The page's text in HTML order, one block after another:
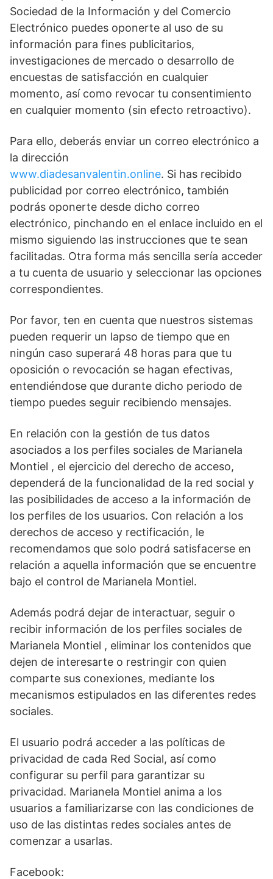
Sociedad de la Información y del Comercio
Electrónico puedes oponerte al uso de su
información para fines publicitarios,
investigaciones de mercado o desarrollo de
encuestas de satisfacción en cualquier
momento, así como revocar tu consentimiento
en cualquier momento (sin efecto retroactivo).
Para ello, deberás enviar un correo electrónico a
la dirección
www.diadesanvalentin.online. Si has recibido
publicidad por correo electrónico, también
podrás oponerte desde dicho correo
electrónico, pinchando en el enlace incluido en el
mismo siguiendo las instrucciones que te sean
facilitadas. Otra forma más sencilla sería acceder
a tu cuenta de usuario y seleccionar las opciones
correspondientes.
Por favor, ten en cuenta que nuestros sistemas
pueden requerir un lapso de tiempo que en
ningún caso superará 48 horas para que tu
oposición o revocación se hagan efectivas,
entendiéndose que durante dicho periodo de
tiempo puedes seguir recibiendo mensajes.
En relación con la gestión de tus datos
asociados a los perfiles sociales de Marianela
Montiel , el ejercicio del derecho de acceso,
dependerá de la funcionalidad de la red social y
las posibilidades de acceso a la información de
los perfiles de los usuarios. Con relación a los
derechos de acceso y rectificación, le
recomendamos que solo podrá satisfacerse en
relación a aquella información que se encuentre
bajo el control de Marianela Montiel.
Además podrá dejar de interactuar, seguir o
recibir información de los perfiles sociales de
Marianela Montiel , eliminar los contenidos que
dejen de interesarte o restringir con quien
comparte sus conexiones, mediante los
mecanismos estipulados en las diferentes redes
sociales.
El usuario podrá acceder a las políticas de
privacidad de cada Red Social, así como
configurar su perfil para garantizar su
privacidad. Marianela Montiel anima a los
usuarios a familiarizarse con las condiciones de
uso de las distintas redes sociales antes de
comenzar a usarlas.
Facebook: